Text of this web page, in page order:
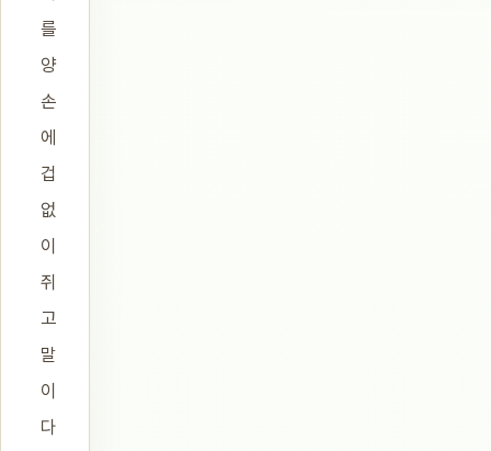
를
양
손
에
겁
없
이
쥐
고
말
이
다